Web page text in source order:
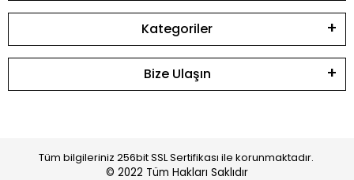
Kategoriler
Bize Ulaşın
Tüm bilgileriniz 256bit SSL Sertifikası ile korunmaktadır.
© 2022 Tüm Hakları Saklıdır